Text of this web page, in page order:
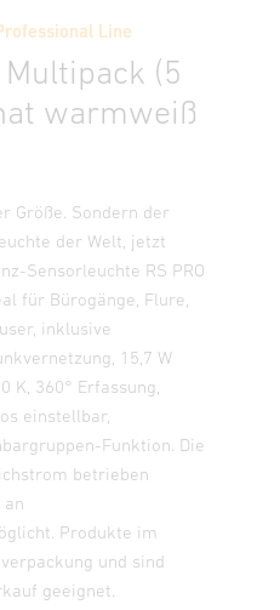
Line
Multipack (5
warmweiß
Größe. Sondern der
der Welt, jetzt
Sensorleuchte RS PRO
für Bürogänge, Flure,
inklusive
15,7 W
K, 360° Erfassung,
einstellbar,
Funktion. Die
betrieben
an
Produkte im
und sind
geeignet.